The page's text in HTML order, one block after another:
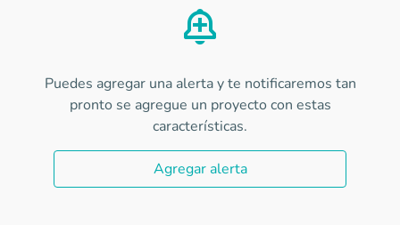
Puedes agregar una alerta y te notificaremos tan
pronto se agregue un proyecto con estas
características.
Agregar alerta